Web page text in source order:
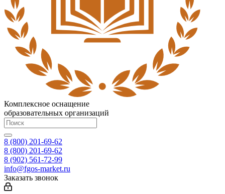
Комплексное оснащение
образовательных организаций
8 (800) 201-69-62
8 (800) 201-69-62
8 (902) 561-72-99
info@fgos-market.ru
Заказать звонок